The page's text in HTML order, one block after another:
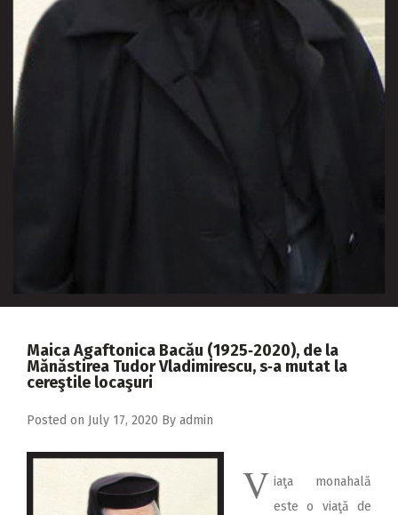
2018
2017
2016
2009
Maica Agaftonica Bacău (1925‑2020), de la
Mănăstirea Tudor Vladimirescu, s‑a mutat la
cereştile locaşuri
Posted on July 17, 2020 By admin
V iaţa monahală
este o viaţă de